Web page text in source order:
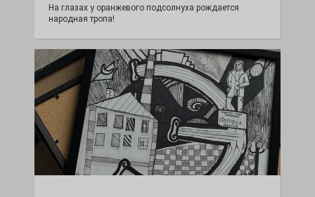
На глазах у оранжевого подсолнуха рождается
народная тропа!